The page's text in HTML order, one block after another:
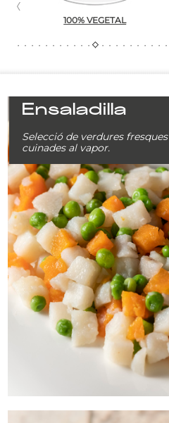
100% VEGETAL
Ensaladilla
Selecció de verdures fresques
cuinades al vapor.